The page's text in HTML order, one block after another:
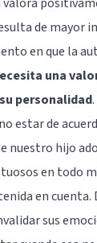
de mayor
en que la
una
personalidad.
estar de
nuestro hijo
en todo
en
sus